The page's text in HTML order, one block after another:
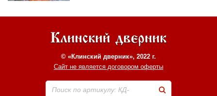
© «Клинский дверник», 2022 г.
Сайт не является договором оферты
Поиск по артикулу: КД-